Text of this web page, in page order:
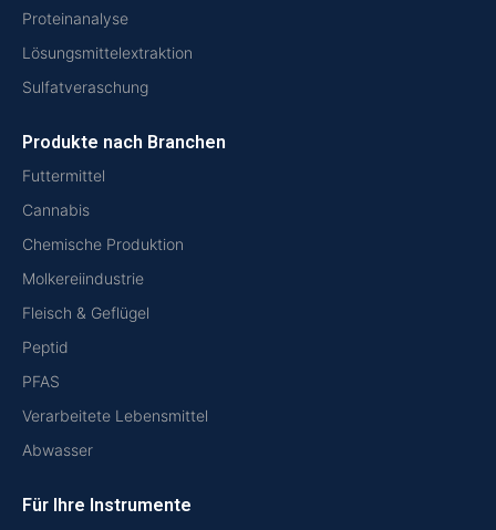
Proteinanalyse
Lösungsmittelextraktion
Sulfatveraschung
Produkte nach Branchen
Futtermittel
Cannabis
Chemische Produktion
Molkereiindustrie
Fleisch & Geflügel
Peptid
PFAS
Verarbeitete Lebensmittel
Abwasser
Für Ihre Instrumente